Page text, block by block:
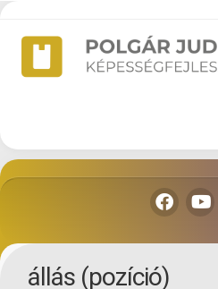
Skip
content
állás (pozíció)